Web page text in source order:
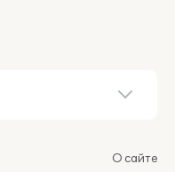
О сайте